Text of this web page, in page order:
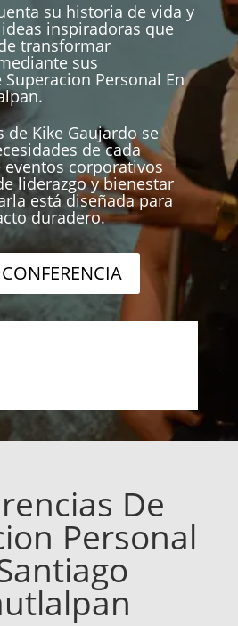
su historia de vida y
inspiradoras que
transformar
sus
Superacion Personal En
de Kike Gaujardo se
de cada
eventos corporativos
liderazgo y bienestar
está diseñada para
duradero.
De
Personal